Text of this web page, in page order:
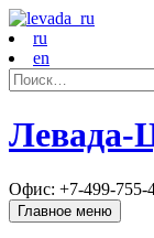
ru
en
Найти:
Левада-
Офис: +7-499-755-
Главное меню